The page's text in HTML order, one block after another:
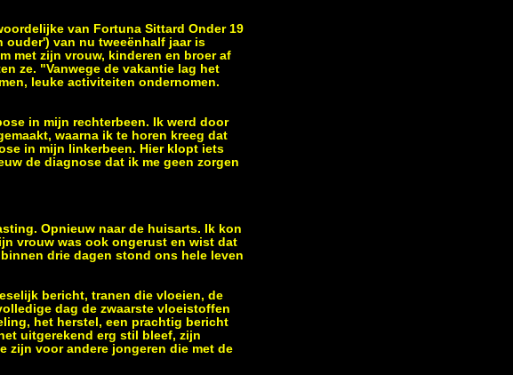
van Fortuna Sittard Onder 19
ouder') van nu tweeënhalf jaar is
met zijn vrouw, kinderen en broer af
ze. "Vanwege de vakantie lag het
leuke activiteiten ondernomen.
in mijn rechterbeen. Ik werd door
waarna ik te horen kreeg dat
in mijn linkerbeen. Hier klopt iets
de diagnose dat ik me geen zorgen
Opnieuw naar de huisarts. Ik kon
vrouw was ook ongerust en wist dat
drie dagen stond ons hele leven
bericht, tranen die vloeien, de
dag de zwaarste vloeistoffen
het herstel, een prachtig bericht
uitgerekend erg stil bleef, zijn
zijn voor andere jongeren die met de